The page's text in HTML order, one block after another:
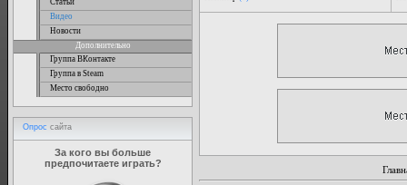
Статьи
Видео
Новости
Дополнительно
Группа ВКонтакте
Группа в Steam
Место свободно
Опрос сайта
За кого вы больше
предпочитаете играть?